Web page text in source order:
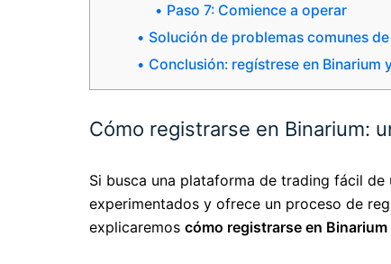
Paso 7: Comience a operar
Solución de problemas comunes
Conclusión: regístrese en Binarium
Cómo registrarse en Binarium:
Si busca una plataforma de trading fácil de
experimentados y ofrece un proceso de
explicaremos cómo registrarse en Binarium